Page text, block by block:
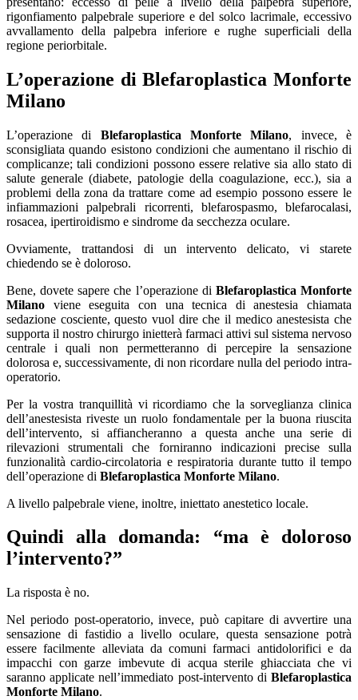
rigonfiamento palpebrale superiore e del solco lacrimale, eccessivo
avvallamento della palpebra inferiore e rughe superficiali della
regione periorbitale.
L’operazione diBlefaroplastica Monforte
Milano
L’operazione di Blefaroplastica Monforte Milano, invece, è
sconsigliata quando esistono condizioni che aumentano il rischio di
complicanze; tali condizioni possono essere relative sia allo stato di
salute generale (diabete, patologie della coagulazione, ecc.), sia a
problemi della zona da trattare come ad esempio possono essere le
infiammazioni palpebrali ricorrenti, blefarospasmo, blefarocalasi,
rosacea, ipertiroidismo e sindrome da secchezza oculare.
Ovviamente, trattandosi di un intervento delicato, vi starete
chiedendo se è doloroso.
Bene, dovete sapere che l’operazione di Blefaroplastica Monforte
Milano viene eseguita con una tecnica di anestesia chiamata
sedazione cosciente, questo vuol dire che il medico anestesista che
supporta il nostro chirurgo inietterà farmaci attivi sul sistema nervoso
centrale i quali non permetteranno di percepire la sensazione
dolorosa e, successivamente, di non ricordare nulla del periodo intra-
operatorio.
Per la vostra tranquillità vi ricordiamo che la sorveglianza clinica
dell’anestesista riveste un ruolo fondamentale per la buona riuscita
dell’intervento, si affiancheranno a questa anche una serie di
rilevazioni strumentali che forniranno indicazioni precise sulla
funzionalità cardio-circolatoria e respiratoria durante tutto il tempo
dell’operazione di Blefaroplastica Monforte Milano.
A livello palpebrale viene, inoltre, iniettato anestetico locale.
Quindi alla domanda: “ma è doloroso
l’intervento?”
La risposta è no.
Nel periodo post-operatorio, invece, può capitare di avvertire una
sensazione di fastidio a livello oculare, questa sensazione potrà
essere facilmente alleviata da comuni farmaci antidolorifici e da
impacchi con garze imbevute di acqua sterile ghiacciata che vi
saranno applicate nell’immediato post-intervento di Blefaroplastica
Monforte Milano.